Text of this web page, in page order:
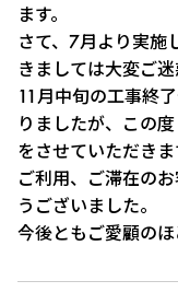
ます。
さて、7月より実施
きましては大変ご
11月中旬の工事終
りましたが、この
をさせていただきま
ご利用、ご滞在の
うございました。
今後ともご愛顧のほ